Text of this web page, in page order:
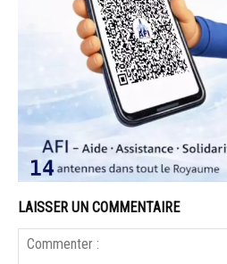
LAISSER UN COMMENTAIRE